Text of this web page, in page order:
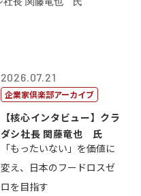
2026.07.21
企業家倶楽部アーカイブ
【核心インタビュー】クラ
ダシ社長 関藤竜也 氏
「もったいない」を価値に
変え、日本のフードロスゼ
ロを目指す